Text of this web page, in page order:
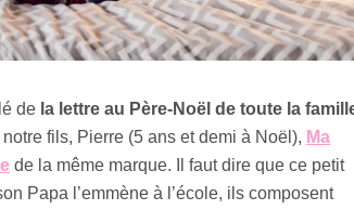
de la lettre au Père-Noël de toute la
fils, Pierre (5 ans et demi à Noël), Ma
de la même marque. Il faut dire que ce petit
Papa l’emmène à l’école, ils composent